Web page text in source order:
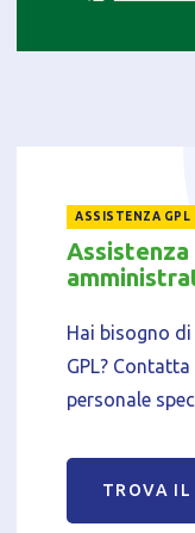
ASSISTENZA GPL
Assistenza
Hai bisogno
GPL?
personale
TROVA IL
Tecnici
Accetto